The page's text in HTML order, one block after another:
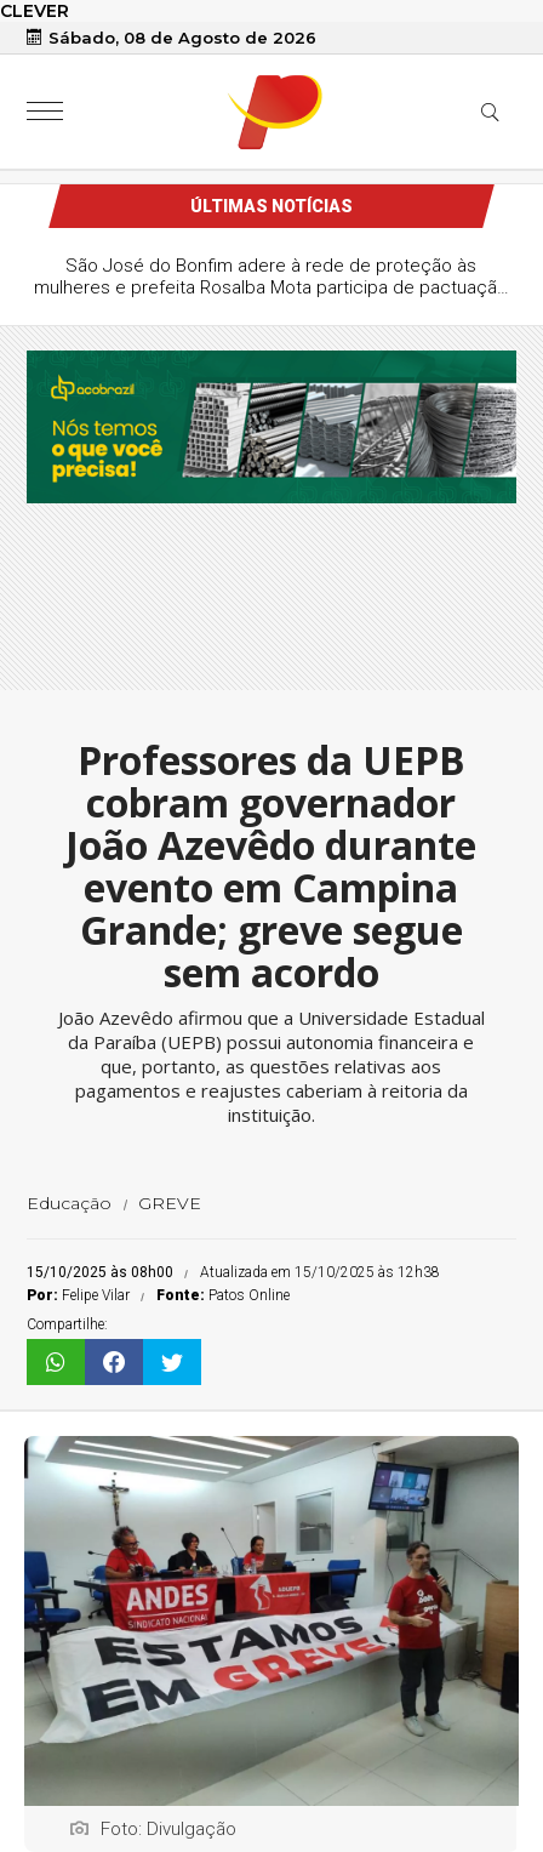
CLEVER
Sábado, 08 de Agosto de 2026
ÚLTIMAS NOTÍCIAS
São José do Bonfim adere à rede de proteção às
mulheres e prefeita Rosalba Mota participa de pactuação
Professores da UEPB
cobram governador
João Azevêdo durante
evento em Campina
Grande; greve segue
sem acordo
João Azevêdo afirmou que a Universidade Estadual
da Paraíba (UEPB) possui autonomia financeira e
que, portanto, as questões relativas aos
pagamentos e reajustes caberiam à reitoria da
instituição.
Educação GREVE
15/10/2025 às 08h00
Atualizada em 15/10/2025 às 12h38
Por: Felipe Vilar Fonte: Patos Online
Compartilhe:
Foto: Divulgação